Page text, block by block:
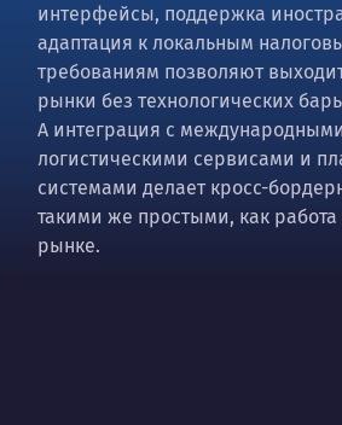
интерфейсы, поддержка
адаптация к локальным
требованиям позволяют
рынки без технологических
А интеграция с международными
логистическими сервисами и
системами делает кросс-
такими же простыми, как
рынке.